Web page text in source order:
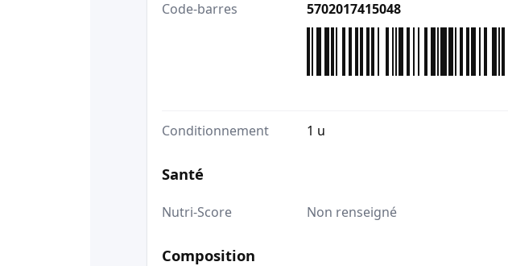
Code-barres 5702017415048
Conditionnement 1 u
Santé
Nutri-Score Non renseigné
Composition